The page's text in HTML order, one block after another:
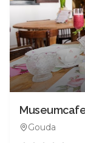
Gouda